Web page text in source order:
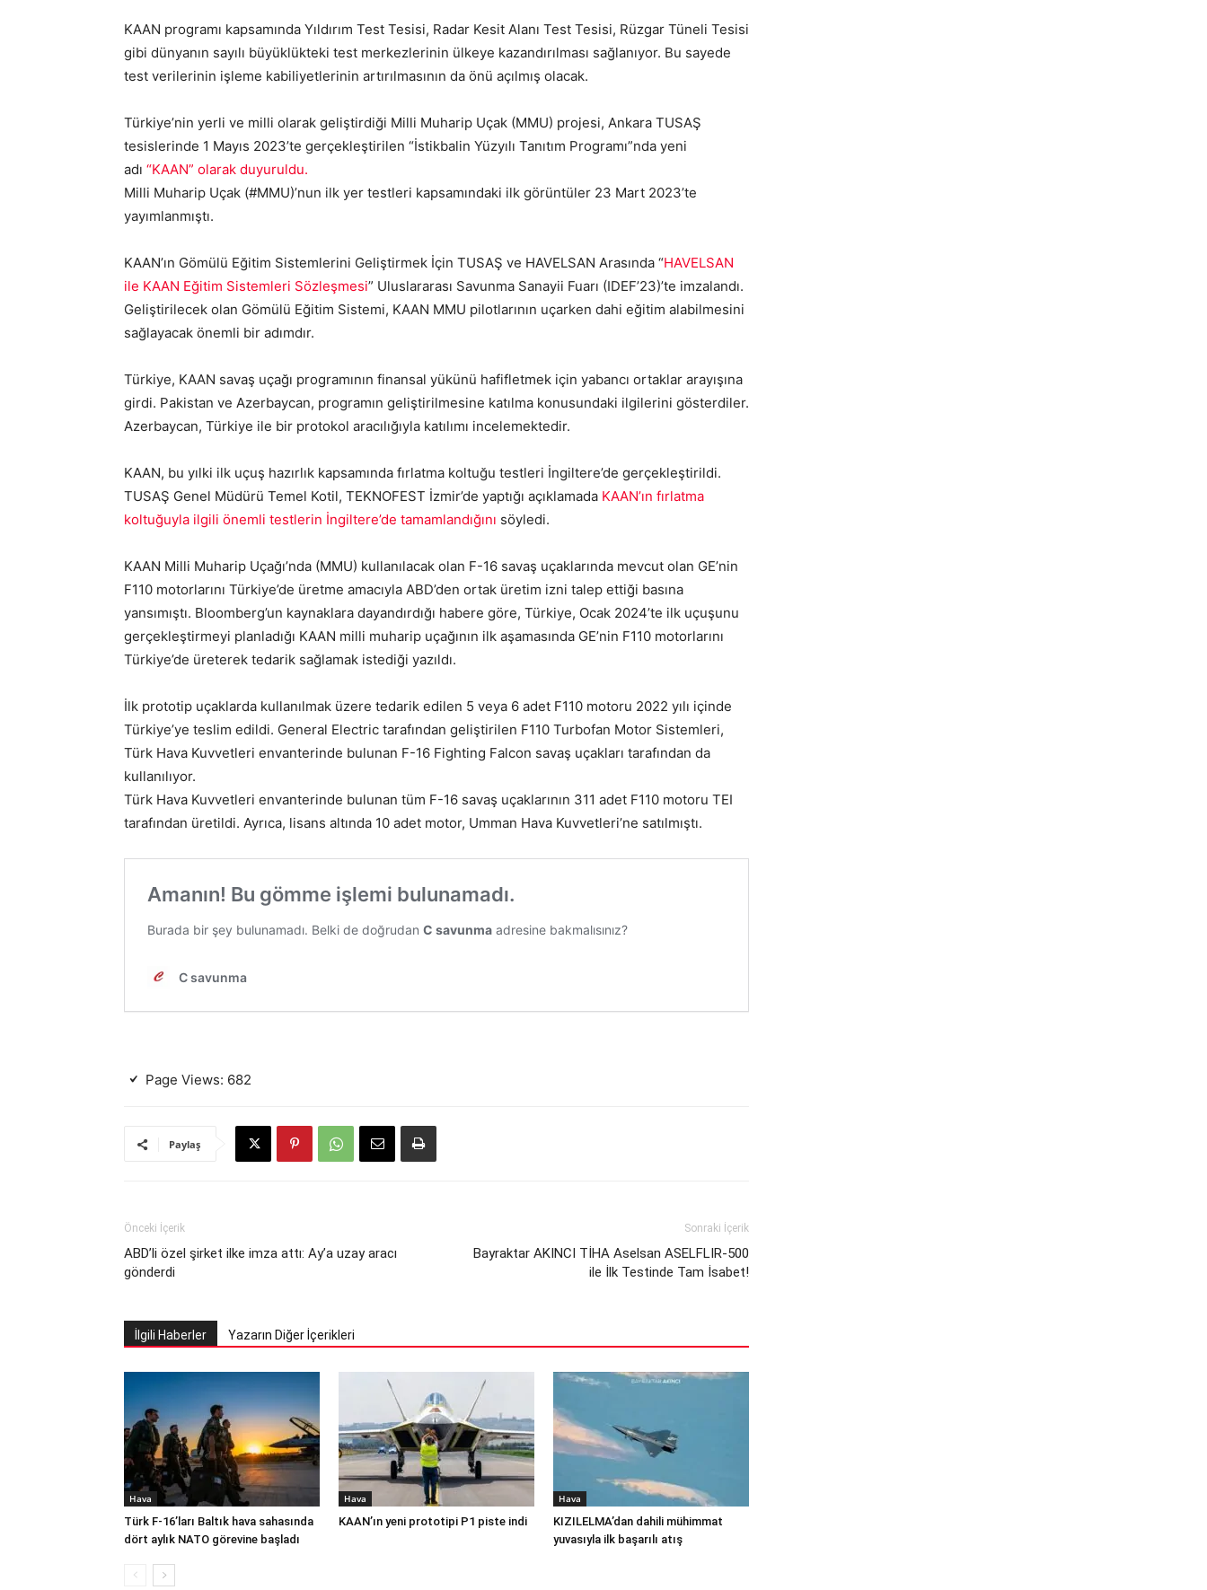
KAAN programı kapsamında Yıldırım Test Tesisi, Radar Kesit Alanı Test Tesisi, Rüzgar Tüneli Tesisi
gibi dünyanın sayılı büyüklükteki test merkezlerinin ülkeye kazandırılması sağlanıyor. Bu sayede
test verilerinin işleme kabiliyetlerinin artırılmasının da önü açılmış olacak.
Türkiye’nin yerli ve milli olarak geliştirdiği Milli Muharip Uçak (MMU) projesi, Ankara TUSAŞ
tesislerinde 1 Mayıs 2023’te gerçekleştirilen “İstikbalin Yüzyılı Tanıtım Programı”nda yeni
adı “KAAN” olarak duyuruldu.
Milli Muharip Uçak (#MMU)’nun ilk yer testleri kapsamındaki ilk görüntüler 23 Mart 2023’te
yayımlanmıştı.
KAAN’ın Gömülü Eğitim Sistemlerini Geliştirmek İçin TUSAŞ ve HAVELSAN Arasında “HAVELSAN
ile KAAN Eğitim Sistemleri Sözleşmesi” Uluslararası Savunma Sanayii Fuarı (IDEF’23)’te imzalandı.
Geliştirilecek olan Gömülü Eğitim Sistemi, KAAN MMU pilotlarının uçarken dahi eğitim alabilmesini
sağlayacak önemli bir adımdır.
Türkiye, KAAN savaş uçağı programının finansal yükünü hafifletmek için yabancı ortaklar arayışına
girdi. Pakistan ve Azerbaycan, programın geliştirilmesine katılma konusundaki ilgilerini gösterdiler.
Azerbaycan, Türkiye ile bir protokol aracılığıyla katılımı incelemektedir.
KAAN, bu yılki ilk uçuş hazırlık kapsamında fırlatma koltuğu testleri İngiltere’de gerçekleştirildi.
TUSAŞ Genel Müdürü Temel Kotil, TEKNOFEST İzmir’de yaptığı açıklamada KAAN’ın fırlatma
koltuğuyla ilgili önemli testlerin İngiltere’de tamamlandığını söyledi.
KAAN Milli Muharip Uçağı’nda (MMU) kullanılacak olan F-16 savaş uçaklarında mevcut olan GE’nin
F110 motorlarını Türkiye’de üretme amacıyla ABD’den ortak üretim izni talep ettiği basına
yansımıştı. Bloomberg’un kaynaklara dayandırdığı habere göre, Türkiye, Ocak 2024’te ilk uçuşunu
gerçekleştirmeyi planladığı KAAN milli muharip uçağının ilk aşamasında GE’nin F110 motorlarını
Türkiye’de üreterek tedarik sağlamak istediği yazıldı.
İlk prototip uçaklarda kullanılmak üzere tedarik edilen 5 veya 6 adet F110 motoru 2022 yılı içinde
Türkiye’ye teslim edildi. General Electric tarafından geliştirilen F110 Turbofan Motor Sistemleri,
Türk Hava Kuvvetleri envanterinde bulunan F-16 Fighting Falcon savaş uçakları tarafından da
kullanılıyor.
Türk Hava Kuvvetleri envanterinde bulunan tüm F-16 savaş uçaklarının 311 adet F110 motoru TEI
tarafından üretildi. Ayrıca, lisans altında 10 adet motor, Umman Hava Kuvvetleri’ne satılmıştı.
Page Views: 682
Paylaş
Önceki İçerik
ABD’li özel şirket ilke imza attı: Ay’a uzay aracı
gönderdi
Sonraki İçerik
Bayraktar AKINCI TİHA Aselsan ASELFLIR-500
ile İlk Testinde Tam İsabet!
İlgili Haberler Yazarın Diğer İçerikleri
Hava
Türk F-16’ları Baltık hava sahasında
dört aylık NATO görevine başladı
Hava
KAAN’ın yeni prototipi P1 piste indi
Hava
KIZILELMA’dan dahili mühimmat
yuvasıyla ilk başarılı atış